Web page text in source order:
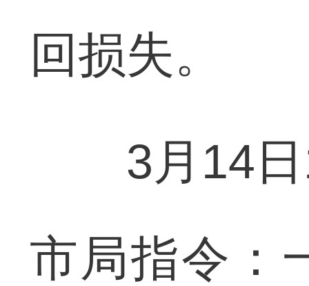
回损失。
3月14日
市局指令：